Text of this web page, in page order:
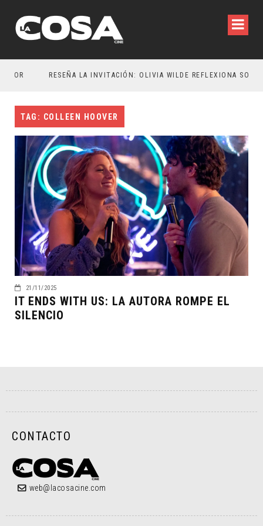
TAG: COLLEEN HOOVER
21/11/2025
IT ENDS WITH US: LA AUTORA ROMPE EL
SILENCIO
CONTACTO
web@lacosacine.com